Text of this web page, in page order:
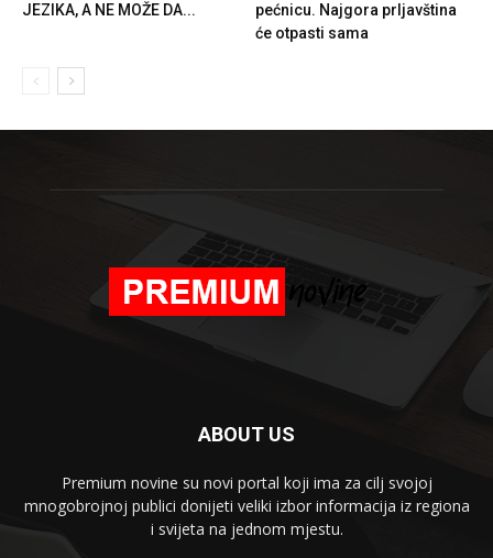
JEZIKA, A NE MOŽE DA...
pećnicu. Najgora prljavština
će otpasti sama
ABOUT US
Premium novine su novi portal koji ima za cilj svojoj
mnogobrojnoj publici donijeti veliki izbor informacija iz regiona
i svijeta na jednom mjestu.